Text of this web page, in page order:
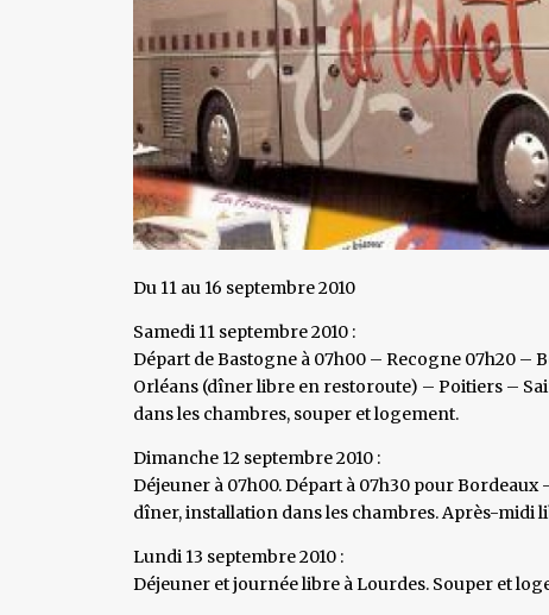
Du 11 au 16 septembre 2010
Samedi 11 septembre 2010 :
Départ de Bastogne à 07h00 – Recogne 07h20 –
Orléans (dîner libre en restoroute) – Poitiers –
dans les chambres, souper et logement.
Dimanche 12 septembre 2010 :
Déjeuner à 07h00. Départ à 07h30 pour
dîner, installation dans les chambres. Après-midi
Lundi 13 septembre 2010 :
Déjeuner et journée libre à Lourdes. Souper et